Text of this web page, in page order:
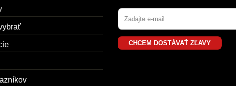
CHCEM DOSTÁVAŤ ZĽAVY